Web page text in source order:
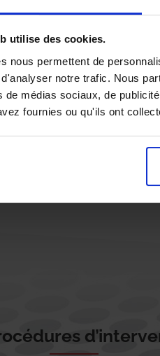
utilise des cookies.
nous permettent de
notre trafic. Nous
de médias sociaux, de
fournies ou qu'ils ont